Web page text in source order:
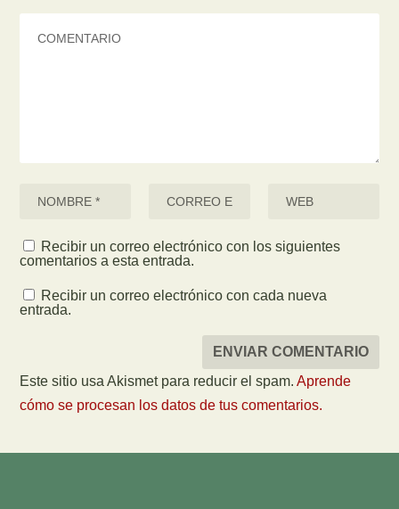
Recibir un correo electrónico con los siguientes
comentarios a esta entrada.
Recibir un correo electrónico con cada nueva
entrada.
Este sitio usa Akismet para reducir el spam.Aprende
cómo se procesan los datos de tus comentarios.